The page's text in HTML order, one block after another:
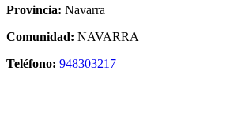
Provincia: Navarra
Comunidad: NAVARRA
Teléfono: 948303217